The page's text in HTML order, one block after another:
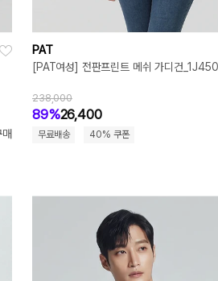
PAT
[PAT여성] 전판프린트 메쉬 가디건
238,000
89%26,400
무료배송 40% 쿠폰